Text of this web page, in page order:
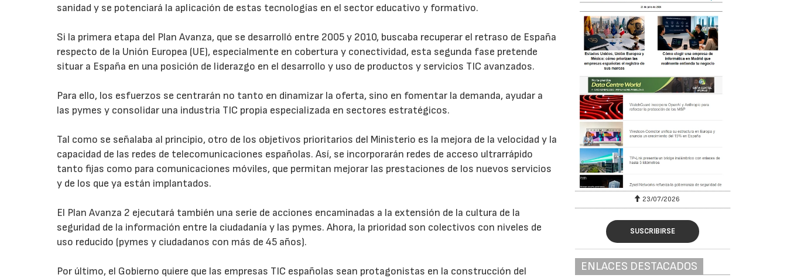
sanidad y se potenciará la aplicación de estas tecnologías en el sector educativo y formativo.
Si la primera etapa del Plan Avanza, que se desarrolló entre 2005 y 2010, buscaba recuperar el retraso de España
respecto de la Unión Europea (UE), especialmente en cobertura y conectividad, esta segunda fase pretende
situar a España en una posición de liderazgo en el desarrollo y uso de productos y servicios TIC avanzados.
Para ello, los esfuerzos se centrarán no tanto en dinamizar la oferta, sino en fomentar la demanda, ayudar a
las pymes y consolidar una industria TIC propia especializada en sectores estratégicos.
Tal como se señalaba al principio, otro de los objetivos prioritarios del Ministerio es la mejora de la velocidad y la
capacidad de las redes de telecomunicaciones españolas. Así, se incorporarán redes de acceso ultrarrápido
tanto fijas como para comunicaciones móviles, que permitan mejorar las prestaciones de los nuevos servicios
y de los que ya están implantados.
El Plan Avanza 2 ejecutará también una serie de acciones encaminadas a la extensión de la cultura de la
seguridad de la información entre la ciudadanía y las pymes. Ahora, la prioridad son colectivos con niveles de
uso reducido (pymes y ciudadanos con más de 45 años).
Por último, el Gobierno quiere que las empresas TIC españolas sean protagonistas en la construcción del
23/07/2026
SUSCRIBIRSE
ENLACES DESTACADOS